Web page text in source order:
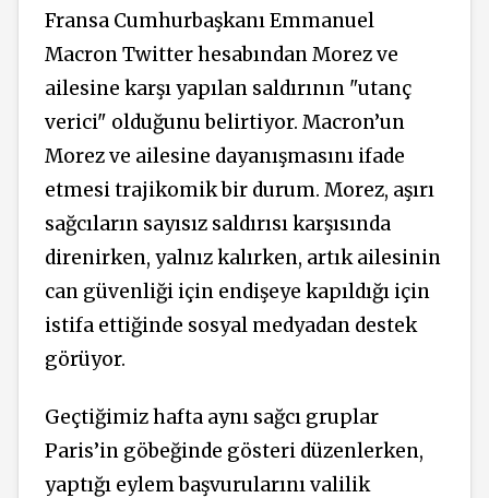
Fransa Cumhurbaşkanı Emmanuel
Macron Twitter hesabından Morez ve
ailesine karşı yapılan saldırının "utanç
verici" olduğunu belirtiyor. Macron’un
Morez ve ailesine dayanışmasını ifade
etmesi trajikomik bir durum. Morez, aşırı
sağcıların sayısız saldırısı karşısında
direnirken, yalnız kalırken, artık ailesinin
can güvenliği için endişeye kapıldığı için
istifa ettiğinde sosyal medyadan destek
görüyor.
Geçtiğimiz hafta aynı sağcı gruplar
Paris’in göbeğinde gösteri düzenlerken,
yaptığı eylem başvurularını valilik